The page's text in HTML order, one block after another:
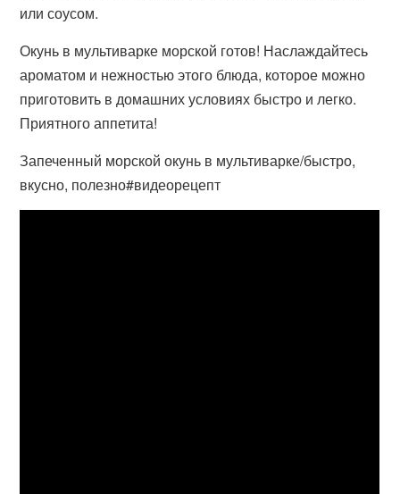
или соусом.
Окунь в мультиварке морской готов! Наслаждайтесь
ароматом и нежностью этого блюда, которое можно
приготовить в домашних условиях быстро и легко.
Приятного аппетита!
Запеченный морской окунь в мультиварке/быстро,
вкусно, полезно#видеорецепт